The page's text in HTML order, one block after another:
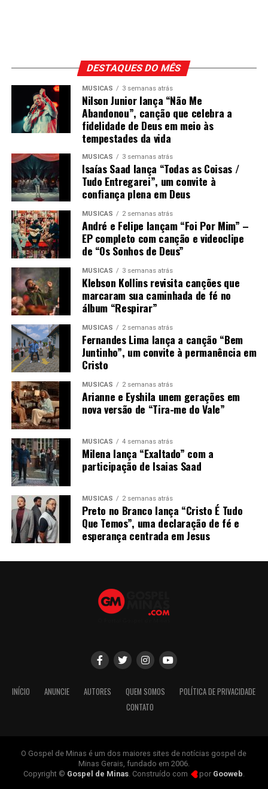
DESTAQUES DO MÊS
MÚSICAS 3 semanas atrás
Nilson Junior lança “Não Me
Abandonou”, canção que celebra a
fidelidade de Deus em meio às
tempestades da vida
MÚSICAS 3 semanas atrás
Isaías Saad lança “Todas as Coisas /
Tudo Entregarei”, um convite à
confiança plena em Deus
MÚSICAS 2 semanas atrás
André e Felipe lançam “Foi Por Mim” –
EP completo com canção e videoclipe
de “Os Sonhos de Deus”
MÚSICAS 3 semanas atrás
Klebson Kollins revisita canções que
marcaram sua caminhada de fé no
álbum “Respirar”
MÚSICAS 2 semanas atrás
Fernandes Lima lança a canção “Bem
Juntinho”, um convite à permanência em
Cristo
MÚSICAS 2 semanas atrás
Arianne e Eyshila unem gerações em
nova versão de “Tira-me do Vale”
MÚSICAS 4 semanas atrás
Milena lança “Exaltado” com a
participação de Isaias Saad
MÚSICAS 2 semanas atrás
Preto no Branco lança “Cristo É Tudo
Que Temos”, uma declaração de fé e
esperança centrada em Jesus
INÍCIO ANUNCIE AUTORES QUEM SOMOS
POLÍTICA DE PRIVACIDADE
CONTATO
O Gospel de Minas é um dos maiores sites de notícias gospel de
Minas Gerais, fundado em 2006.
Copyright © Gospel de Minas. Construído com por Gooweb.